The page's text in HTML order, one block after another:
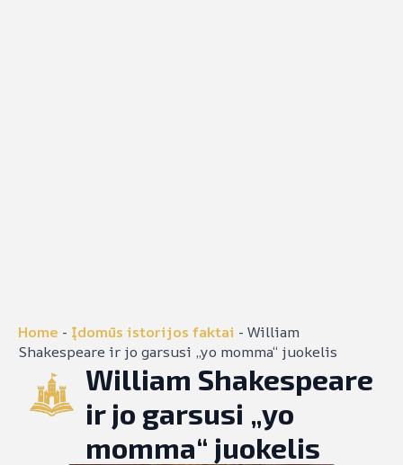
Home - Įdomūs istorijos faktai - William
Shakespeare ir jo garsusi „yo momma“ juokelis
William Shakespeare
ir jo garsusi „yo
momma“ juokelis